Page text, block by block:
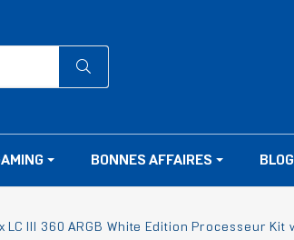
BONNES AFFAIRES BLOG
LC III 360 ARGB White Edition Processeur